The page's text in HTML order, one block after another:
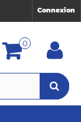
Connexion
0